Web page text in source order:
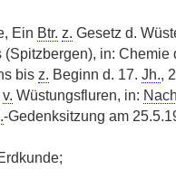
Ein Btr. z. Gesetz d.
in: Chemie
bis z. Beginn d. 17. Jh., 2
v. Wüstungsfluren, in:
-Gedenksitzung am